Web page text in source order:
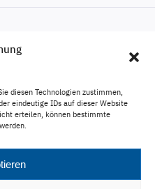
diesen Technologien zustimmen,
eindeutige IDs auf dieser Website
erteilen, können bestimmte